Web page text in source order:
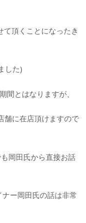
頂くことになったき
した)
間とはなりますが、
舗に在店頂けますので
岡田氏から直接お話
ー岡田氏の話は非常